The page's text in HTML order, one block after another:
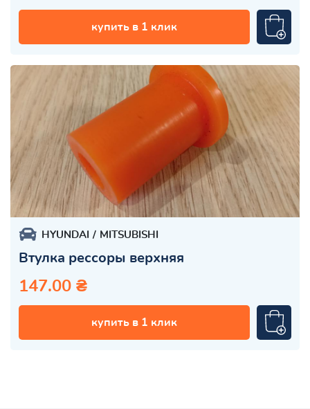
купить в 1 клик
HYUNDAI MITSUBISHI
Втулка рессоры верхняя
147.00 ₴
купить в 1 клик